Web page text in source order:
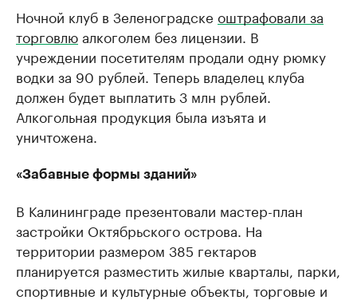
Ночной клуб в Зеленоградске оштрафовали за
торговлюалкоголем без лицензии. В
учреждении посетителям продали одну рюмку
водки за 90 рублей. Теперь владелец клуба
должен будет выплатить 3 млн рублей.
Алкогольная продукция была изъята и
уничтожена.
«Забавные формы зданий»
В Калининграде презентовали мастер-план
застройки Октябрьского острова. На
территории размером 385 гектаров
планируется разместить жилые кварталы, парки,
спортивные и культурные объекты, торговые и